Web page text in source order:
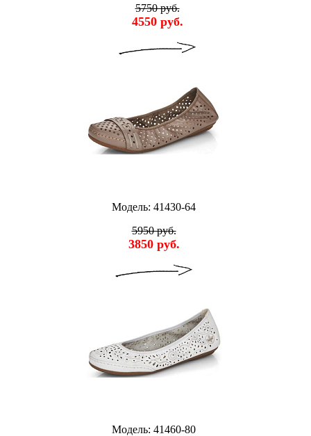
5750 руб.
4550 руб.
Модель: 41430-64
5950 руб.
3850 руб.
Модель: 41460-80